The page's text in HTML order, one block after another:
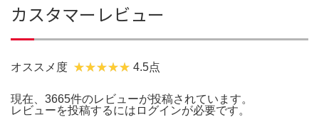
カスタマーレビュー
オススメ度 4.5点
現在、3665件のレビューが投稿されています。
レビューを投稿するには ログインが必要です。